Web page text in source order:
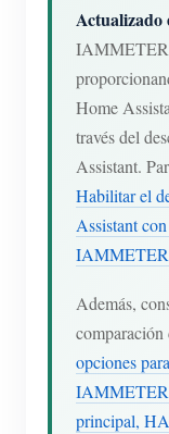
Videos
FAQ
Noticias
Blog
Centro
App
Sobre
Actualizado
IAMMETER
Home
través del
Assistant.
Habilitar el
Assistant
Además,
comparación
opciones
IAMMETER
principal,